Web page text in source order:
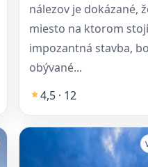
nálezov je dokázané,
miesto na ktorom
impozantná stavba,
obývané...
4,5 · 12